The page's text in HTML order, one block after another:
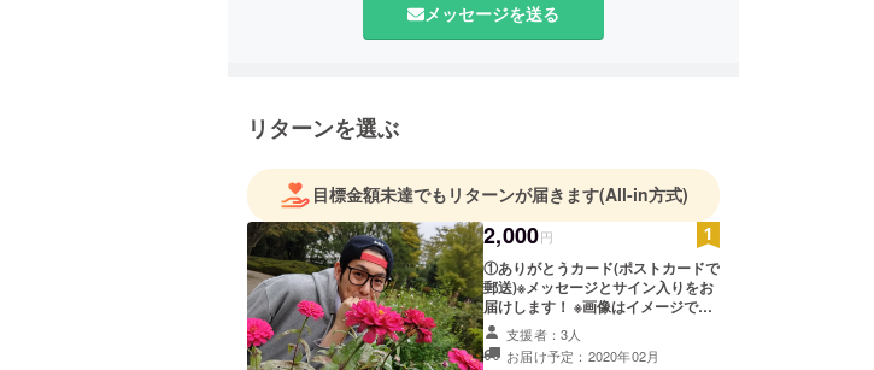
メッセージを送る
リターンを選ぶ
目標金額未達でもリターンが届きます(All-in方式)
2,000円
①ありがとうカード(ポストカードで
郵送)※メッセージとサイン入りをお
届けします！ ※画像はイメージで
す。支援者：3人
お届け予定：2020年02月